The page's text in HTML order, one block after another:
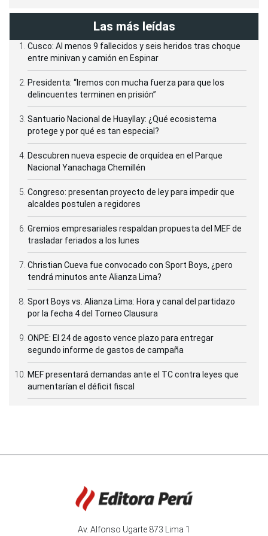
Las más leídas
Cusco: Al menos 9 fallecidos y seis heridos tras choque
entre minivan y camión en Espinar
Presidenta: “Iremos con mucha fuerza para que los
delincuentes terminen en prisión”
Santuario Nacional de Huayllay: ¿Qué ecosistema
protege y por qué es tan especial?
Descubren nueva especie de orquídea en el Parque
Nacional Yanachaga Chemillén
Congreso: presentan proyecto de ley para impedir que
alcaldes postulen a regidores
Gremios empresariales respaldan propuesta del MEF de
trasladar feriados a los lunes
Christian Cueva fue convocado con Sport Boys, ¿pero
tendrá minutos ante Alianza Lima?
Sport Boys vs. Alianza Lima: Hora y canal del partidazo
por la fecha 4 del Torneo Clausura
ONPE: El 24 de agosto vence plazo para entregar
segundo informe de gastos de campaña
MEF presentará demandas ante el TC contra leyes que
aumentarían el déficit fiscal
Av. Alfonso Ugarte 873 Lima 1